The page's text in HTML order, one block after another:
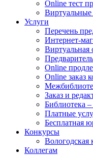
Online тест
Виртуальные
Услуги
Перечень
Интернет-
Виртуальная
Online
Online заказ
Заказ и
Библиотека
Платные
Бесплатная
Конкурсы
Вологодская
Коллегам